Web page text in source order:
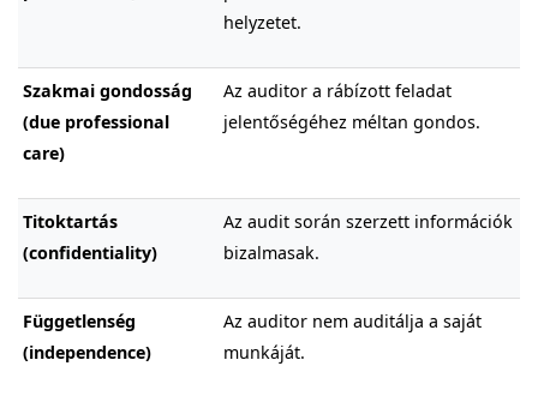
helyzetet.
Szakmai gondosság
(due professional
care)
Az auditor a rábízott feladat
jelentőségéhez méltan gondos.
Titoktartás
(confidentiality)
Az audit során szerzett információk
bizalmasak.
Függetlenség
(independence)
Az auditor nem auditálja a saját
munkáját.